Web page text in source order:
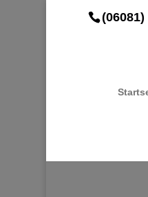
(06081)